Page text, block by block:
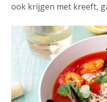
ook krijgen met kreeft,